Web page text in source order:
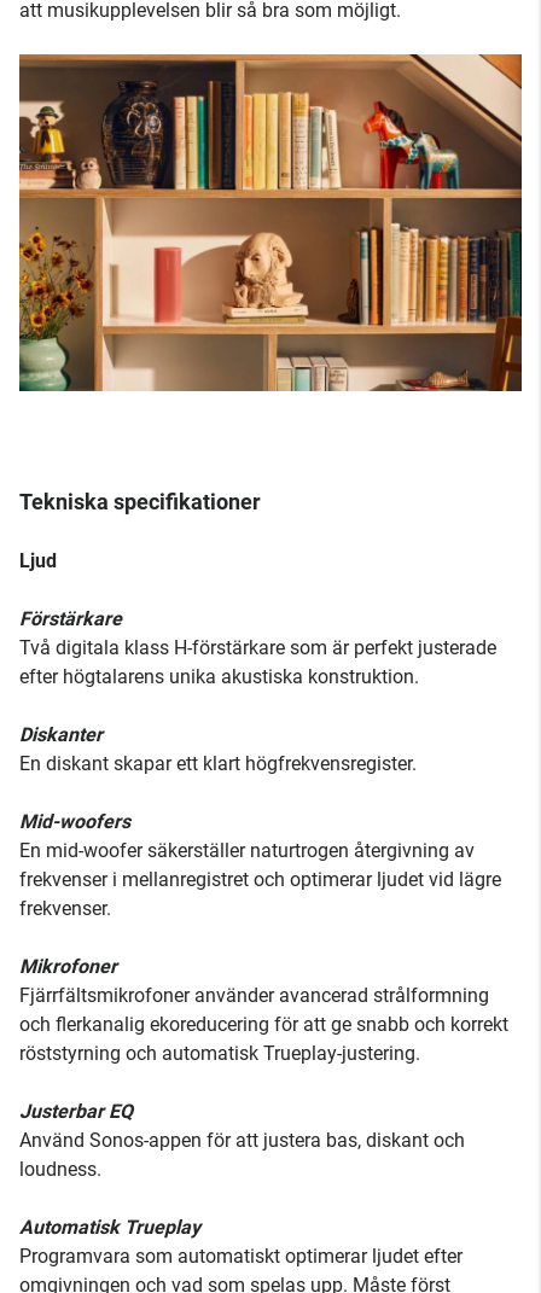
att musikupplevelsen blir så bra som möjligt.
Tekniska specifikationer
Ljud
Förstärkare
Två digitala klass H-förstärkare som är perfekt justerade
efter högtalarens unika akustiska konstruktion.
Diskanter
En diskant skapar ett klart högfrekvensregister.
Mid-woofers
En mid-woofer säkerställer naturtrogen återgivning av
frekvenser i mellanregistret och optimerar ljudet vid lägre
frekvenser.
Mikrofoner
Fjärrfältsmikrofoner använder avancerad strålformning
och flerkanalig ekoreducering för att ge snabb och korrekt
röststyrning och automatisk Trueplay-justering.
Justerbar EQ
Använd Sonos-appen för att justera bas, diskant och
loudness.
Automatisk Trueplay
Programvara som automatiskt optimerar ljudet efter
omgivningen och vad som spelas upp. Måste först